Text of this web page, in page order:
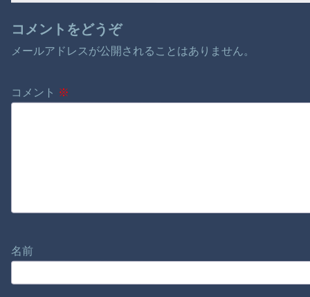
コメントをどうぞ
メールアドレスが公開されることはありません。
コメント ※
名前